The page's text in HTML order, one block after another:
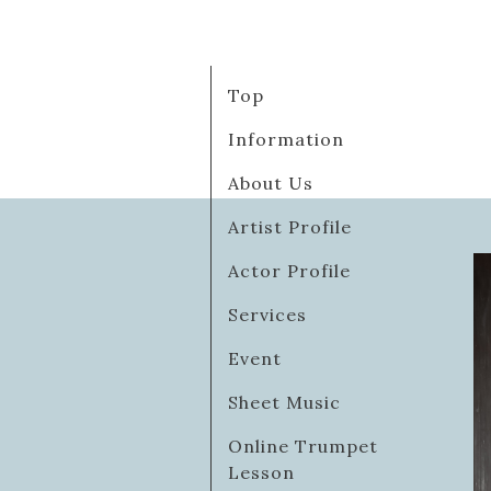
Top
Information
About Us
Artist Profile
Actor Profile
Services
Event
Sheet Music
Online Trumpet
Lesson